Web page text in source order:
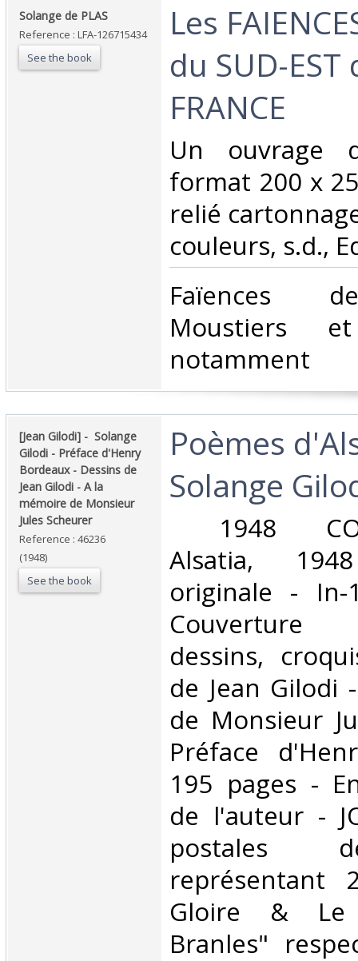
‎Solange de PLAS‎
Reference : LFA-126715434
See the book
‎Les
du SUD-EST
FRANCE‎
‎Un ouvrage
format 200 x
relié
couleurs, s.d.,
‎Faïences
Moustiers
notamment‎
‎[Jean Gilodi] - ‎ ‎Solange
Gilodi - Préface d'Henry
Bordeaux - Dessins de
Jean Gilodi - A la
mémoire de Monsieur
Jules Scheurer‎
Reference : 46236
(1948)
See the book
‎Poèmes
Solange
1948
Alsatia,
originale -
dessins,
de Jean Gilodi
de Monsieur
Préface
195 pages -
de l'auteur -
postales
représentant
Gloire & Le
Branles"